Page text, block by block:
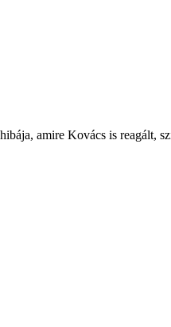
amire Kovács is reagált,